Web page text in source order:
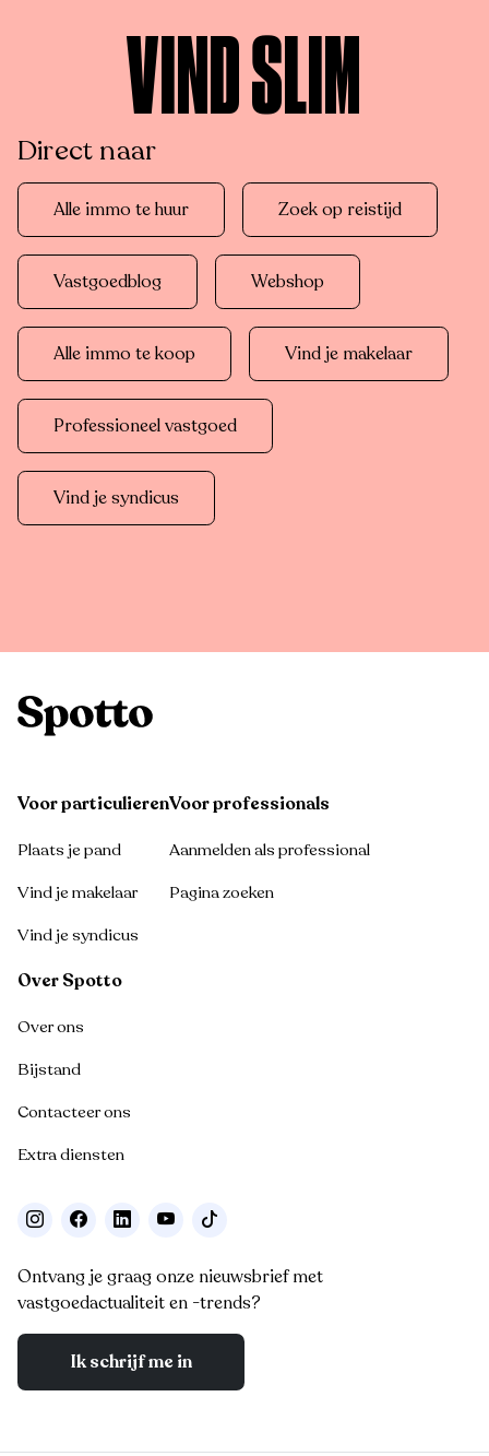
VIND SLIM
Direct naar
Alle immo te huur Zoek op reistijd
Vastgoedblog Webshop
Alle immo te koop Vind je makelaar
Professioneel vastgoed
Vind je syndicus
Voor particulieren
Plaats je pand
Vind je makelaar
Vind je syndicus
Voor professionals
Aanmelden als professional
Pagina zoeken
Over Spotto
Over ons
Bijstand
Contacteer ons
Extra diensten
Ontvang je graag onze nieuwsbrief met
vastgoedactualiteit en -trends?
Ik schrijf me in